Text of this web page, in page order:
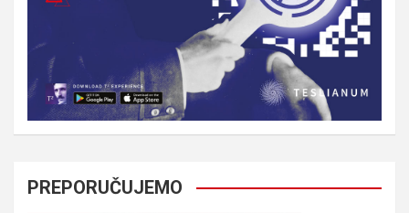
PREPORUČUJEMO